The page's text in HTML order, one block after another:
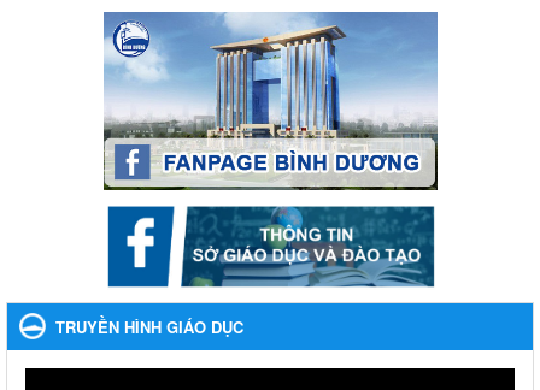
Phát động, triển khai Cuộc thi " An toàn giao thông cho nụ
cười ngày mai" dành cho học sinh và giáo viên trung học
năm học 2023-2024
Phát động, triển khai Cuộc thi " An toàn giao thông cho nụ cười
ngày mai" dành cho học sinh và giáo viên trung học năm học
Ngày ban hành: 22/11/2023
Nhắc nhỡ thực hiện thanh toán không dùng tiền mặt các
khoản thu trong nhà trường năm học 2023-2024 và các năm
Nhắc nhỡ thực hiện thanh toán không dùng tiền mặt các khoản
thu trong nhà trường năm học 2023-2024 và các năm tiếp theo
Ngày ban hành: 27/09/2023
TRUYỀN HÌNH GIÁO DỤC